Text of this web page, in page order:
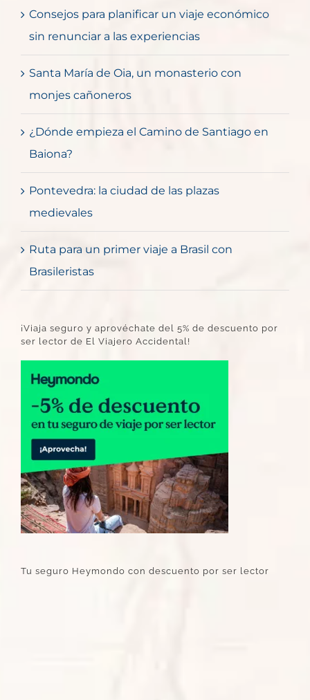
Consejos para planificar un viaje económico
sin renunciar a las experiencias
Santa María de Oia, un monasterio con
monjes cañoneros
¿Dónde empieza el Camino de Santiago en
Baiona?
Pontevedra: la ciudad de las plazas
medievales
Ruta para un primer viaje a Brasil con
Brasileristas
¡Viaja seguro y aprovéchate del 5% de descuento por
ser lector de El Viajero Accidental!
Tu seguro Heymondo con descuento por ser lector